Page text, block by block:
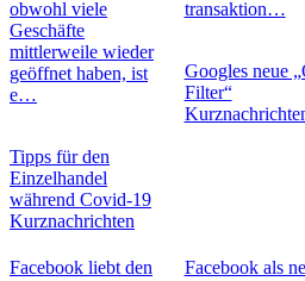
obwohl viele
Geschäfte
mittlerweile wieder
geöffnet haben, ist
e…
Tipps für den
Einzelhandel
während Covid-19
Kurznachrichten
transaktion…
Googles neue
Filter“
Facebook liebt den
Facebook als